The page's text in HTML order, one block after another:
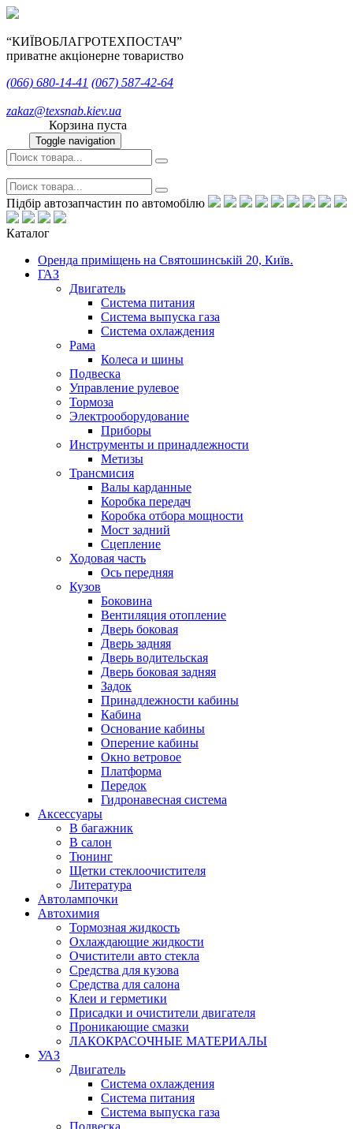
“КИЇВОБЛАГРОТЕХПОСТАЧ”
приватне акціонерне товариство
(066) 680-14-41 (067) 587-42-64
zakaz@texsnab.kiev.ua
Корзина пуста
Toggle navigation
Підбір автозапчастин по автомобілю
Каталог
Оренда приміщень на Святошинській 20, Київ.
ГАЗ
Двигатель
Система питания
Система выпуска газа
Система охлаждения
Рама
Колеса и шины
Подвеска
Управление рулевое
Тормоза
Электрооборудование
Приборы
Инструменты и принадлежности
Метизы
Трансмисия
Валы карданные
Коробка передач
Коробка отбора мощности
Мост задний
Сцепление
Ходовая часть
Ось передняя
Кузов
Боковина
Вентиляция отопление
Дверь боковая
Дверь задняя
Дверь водительская
Дверь боковая задняя
Задок
Принадлежности кабины
Кабина
Основание кабины
Оперение кабины
Окно ветровое
Платформа
Передок
Гидронавесная система
Аксессуары
В багажник
В салон
Тюнинг
Щетки стеклоочистителя
Литература
Автолампочки
Автохимия
Тормозная жидкость
Охлаждающие жидкости
Очистители авто стекла
Средства для кузова
Средства для салона
Клеи и герметики
Присадки и очистители двигателя
Проникающие смазки
ЛАКОКРАСОЧНЫЕ МАТЕРИАЛЫ
УАЗ
Двигатель
Система охлаждения
Система питания
Система выпуска газа
Подвеска